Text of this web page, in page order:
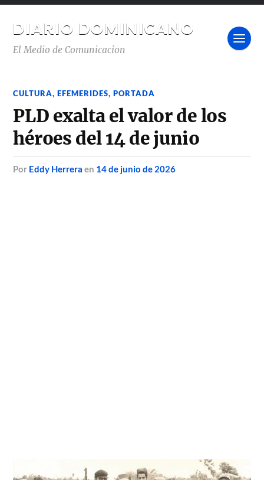
DIARIO DOMINICANO
El Medio de Comunicacion
CULTURA,EFEMERIDES,PORTADA
PLD exalta el valor de los
héroes del 14 de junio
por Eddy Herrera en 14 de junio de 2026